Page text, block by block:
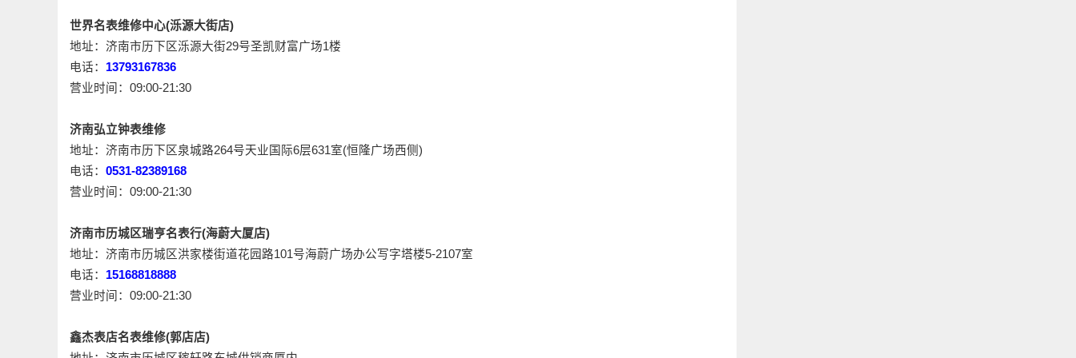
世界名表维修中心(泺源大街店)
地址：济南市历下区泺源大街29号圣凯财富广场1楼
电话： 13793167836
营业时间：09:00-21:30
济南弘立钟表维修
地址：济南市历下区泉城路264号天业国际6层631室(恒隆广场西侧)
电话： 0531-82389168
营业时间：09:00-21:30
济南市历城区瑞亨名表行(海蔚大厦店)
地址：济南市历城区洪家楼街道花园路101号海蔚广场办公写字塔楼5-2107室
电话： 15168818888
营业时间：09:00-21:30
鑫杰表店名表维修(郭店店)